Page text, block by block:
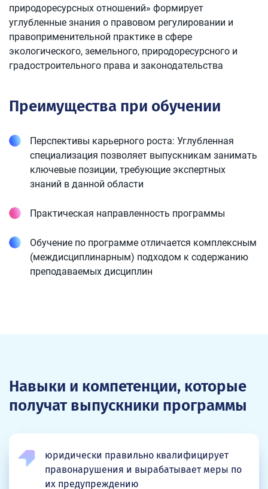
природоресурсных отношений» формирует
углубленные знания о правовом регулировании и
правоприменительной практике в сфере
экологического, земельного, природоресурсного и
градостроительного права и законодательства
Преимущества при обучении
Перспективы карьерного роста: Углубленная
специализация позволяет выпускникам занимать
ключевые позиции, требующие экспертных
знаний в данной области
Практическая направленность программы
Обучение по программе отличается комплексным
(междисциплинарным) подходом к содержанию
преподаваемых дисциплин
Навыки и компетенции, которые
получат выпускники программы
юридически правильно квалифицирует
правонарушения и вырабатывает меры по
их предупреждению